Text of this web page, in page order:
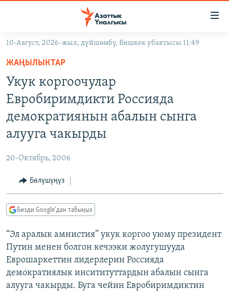
Навигацияга
өтүңүз
Издөөгө
салыңызКЫРГЫЗСТАН
ДҮЙНӨ
УКРАИНА
БҮГҮН АЗАТТЫКТА
ЭКСПЕРТТЕР ТАЛДАЙТ
БИЗ ЖАНА ДҮЙНӨ
ЭЖЕ-СИҢДИЛЕР
АЗАТТЫК+
ЫҢГАЙСЫЗ СУРООЛОР
ПОДКАСТ
ӨЗГӨЧӨ ПИКИР
Русский
ОНЛАЙН ШЕРИНЕ
10-Август, 2026-жыл, дүйшөмбү, Бишкек убактысы 11:49
ЖАҢЫЛЫКТАР
Укук коргоочулар
Евробиримдикти Россияда
демократиянын абалын сынга
алууга чакырды
20-Октябрь, 2006
Бөлүшүңүз
Бизди Google'дан табыңыз
“Эл аралык амнистия” укук коргоо уюму президент
Путин менен болгон кечээки жолугушууда
Еврошаркеттин лидерлерин Россияда
демократиялык инсититуттардын абалын сынга
алууга чакырды. Буга чейин Евробиримдиктин